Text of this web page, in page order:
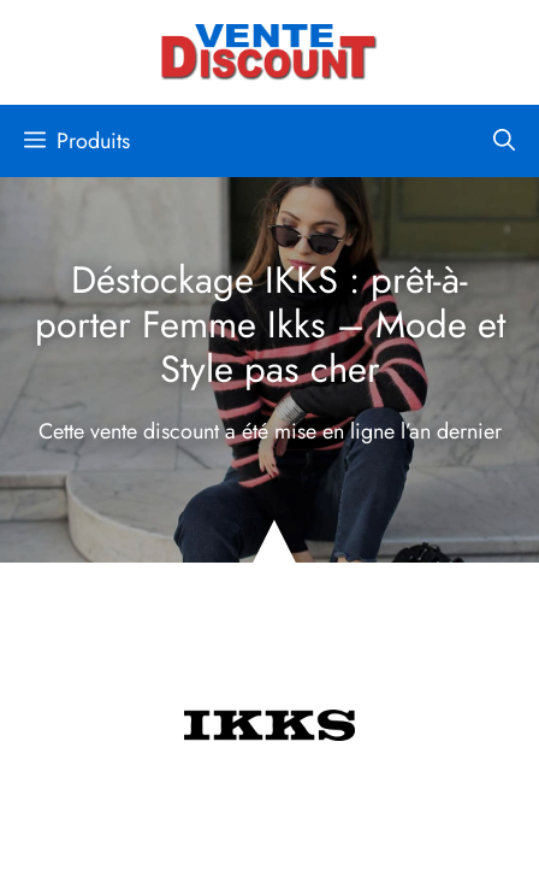
Produits
Déstockage IKKS : prêt-à-
porter Femme Ikks – Mode et
Style pas cher
Cette vente discount a été mise en ligne l’an dernier